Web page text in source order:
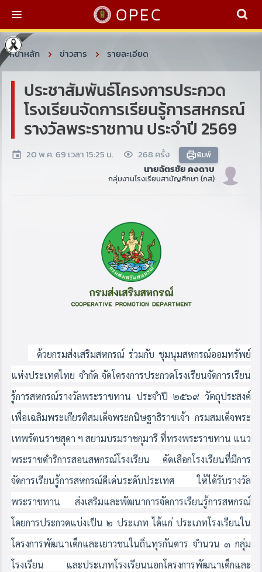
OPEC
หน้าหลัก ข่าวสาร รายละเอียด
ประชาสัมพันธ์โครงการประกวด
โรงเรียนจัดการเรียนรู้การสหกรณ์
รางวัลพระราชทาน ประจำปี 2569
20 พ.ค. 69 เวลา 15:25 น. 268 ครั้ง พิมพ์
นายฉัตรชัย คงดาบ
กลุ่มงานโรงเรียนสามัญศึกษา (กส)
ด้วยกรมส่งเสริมสหกรณ์ ร่วมกับ ชุมนุมสหกรณ์ออมทรัพย์
แห่งประเทศไทย จำกัด จัดโครงการประกวดโรงเรียนจัดการเรียน
รู้การสหกรณ์รางวัลพระราชทาน ประจำปี ๒๕๖๙ วัตถุประสงค์
เพื่อเฉลิมพระเกียรติสมเด็จพระกนิษฐาธิราชเจ้า กรมสมเด็จพระ
เทพรัตนราชสุดา ฯ สยามบรมราชกุมารี ที่ทรงพระราชทาน แนว
พระราชดำริการสอนสหกรณ์โรงเรียน คัดเลือกโรงเรียนที่มีการ
จัดการเรียนรู้การสหกรณ์ดีเด่นระดับประเทศ ให้ได้รับรางวัล
พระราชทาน ส่งเสริมและพัฒนาการจัดการเรียนรู้การสหกรณ์
โดยการประกวดแบ่งเป็น ๒ ประเภท ได้แก่ ประเภทโรงเรียนใน
โครงการพัฒนาเด็กและเยาวชนในถิ่นทุรกันดาร จำนวน ๓ กลุ่ม
โรงเรียน และประเภทโรงเรียนนอกโครงการพัฒนาเด็กและ